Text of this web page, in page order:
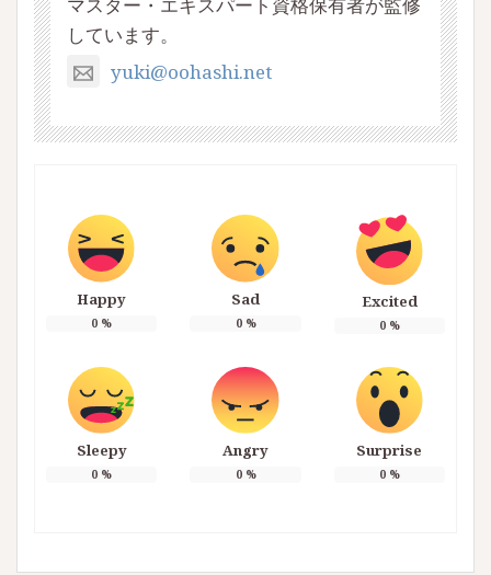
マスター・エキスパート資格保有者が監修
しています。
yuki@oohashi.net
Happy
0 %
Sad
0%
Excited
0%
Sleepy
0 %
Angry
0%
Surprise
0%